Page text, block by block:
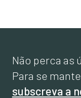
Não perca as
Para se
subscreva a